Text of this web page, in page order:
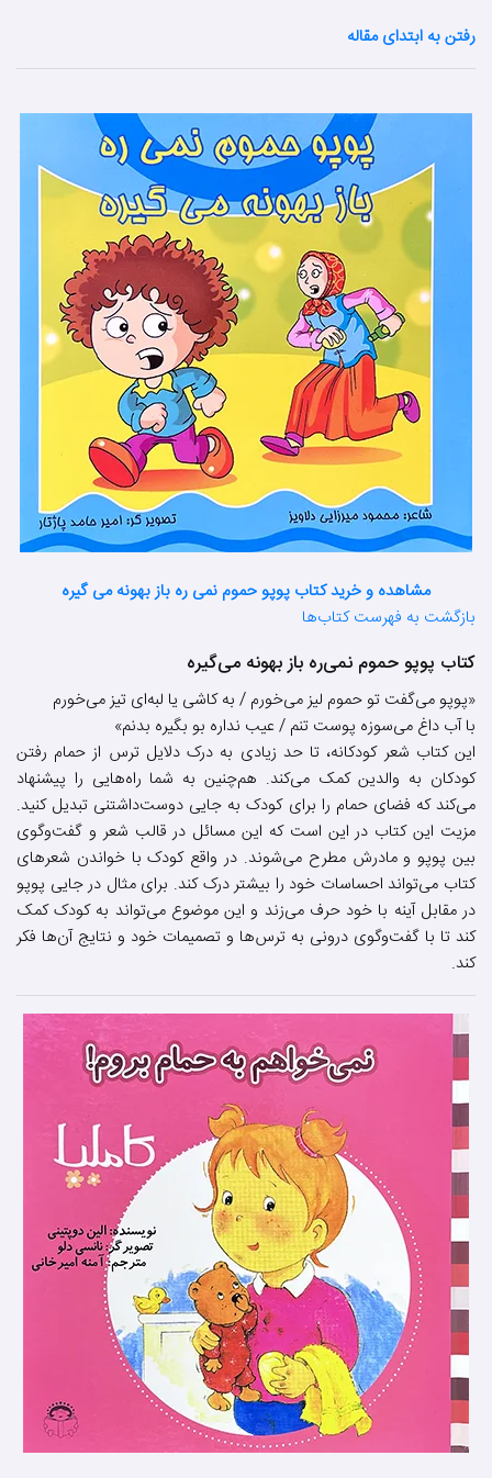
رفتن به ابتدای مقاله
مشاهده و خرید کتاب پوپو حموم نمی ره باز بهونه می گیره
بازگشت به فهرست کتاب‌ها
کتاب پوپو حموم نمی‌ره باز بهونه می‌گیره
«پوپو می‌گفت تو حموم لیز می‌خورم / به کاشی یا لبه‌ای تیز می‌خورم
با آب داغ می‌سوزه پوست تنم / عیب نداره بو بگیره بدنم»
این کتاب شعر کودکانه، تا حد زیادی به درک دلایل ترس از حمام رفتن
کودکان به والدین کمک می‌کند. هم‌چنین به شما راه‌هایی را پیشنهاد
می‌کند که فضای حمام را برای کودک به جایی دوست‌داشتنی تبدیل کنید.
مزیت این کتاب در این است که این مسائل در قالب شعر و گفت‌وگوی
بین پوپو و مادرش مطرح می‌شوند. در واقع کودک با خواندن شعرهای
کتاب می‌تواند احساسات خود را بیشتر درک کند. برای مثال در جایی پوپو
در مقابل آینه با خود حرف می‌زند و این موضوع می‌تواند به کودک کمک
کند تا با گفت‌وگوی درونی به ترس‌ها و تصمیمات خود و نتایج آن‌ها فکر
کند.